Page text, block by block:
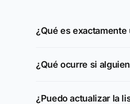
¿Qué es exactamente
¿Qué ocurre si
¿Puedo actualizar la